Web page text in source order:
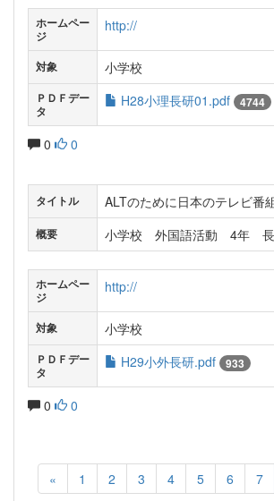
ホームペー
ジ
http://
対象 小学校
ＰＤＦデー
タ
H28小理長研01.pdf 4744
0 0
タイトル ALTのために日本のテレビ番
概要 小学校 外国語活動 4年
ホームペー
ジ
http://
対象 小学校
ＰＤＦデー
タ
H29小外長研.pdf 933
0 0
« 1 2 3 4 5 6 7